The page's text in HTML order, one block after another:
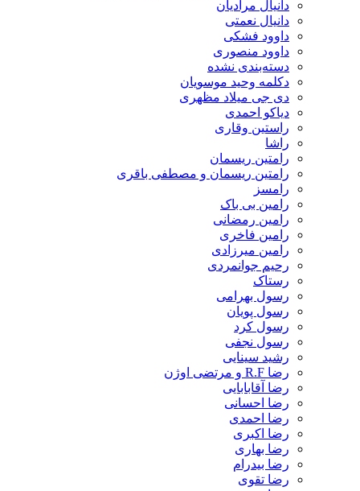
دانیال مرادیان
دانیال نعمتی
داوود فشکی
داوود منصوری
دسته‌بندی نشده
دکلمه وحید موسویان
دی جی میلاد مظهری
دیاکو احمدی
راستین وقاری
راشا
رامتین ریسمان
رامتین ریسمان و مصطفی باقری
رامسز
رامین بی باک
رامین رمضانی
رامین فاخری
رامین میرزادی
رحیم جوانمردی
رستاک
رسول بهرامی
رسول پویان
رسول کرد
رسول نجفی
رشید سینایی
رضا R.F و مرتضی اوژن
رضا آقابابایی
رضا احسانی
رضا احمدی
رضا اکبری
رضا بهاری
رضا بیدرام
رضا تقوی